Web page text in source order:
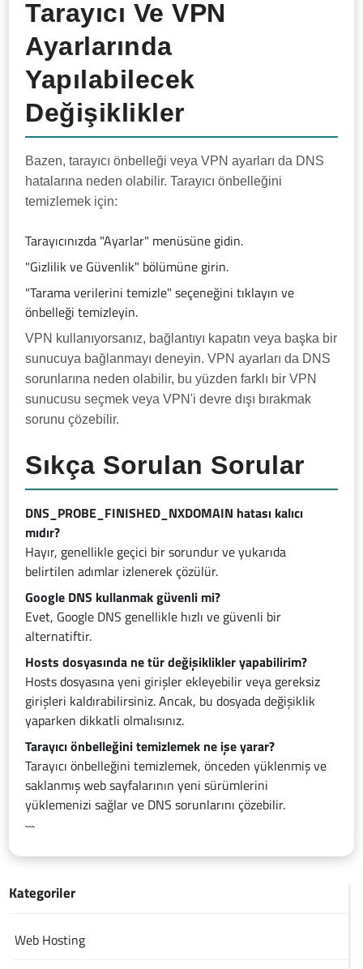
Tarayıcı Ve VPN
Ayarlarında
Yapılabilecek
Değişiklikler
Bazen, tarayıcı önbelleği veya VPN ayarları da DNS
hatalarına neden olabilir. Tarayıcı önbelleğini
temizlemek için:
Tarayıcınızda "Ayarlar" menüsüne gidin.
"Gizlilik ve Güvenlik" bölümüne girin.
"Tarama verilerini temizle" seçeneğini tıklayın ve
önbelleği temizleyin.
VPN kullanıyorsanız, bağlantıyı kapatın veya başka bir
sunucuya bağlanmayı deneyin. VPN ayarları da DNS
sorunlarına neden olabilir, bu yüzden farklı bir VPN
sunucusu seçmek veya VPN'i devre dışı bırakmak
sorunu çözebilir.
Sıkça Sorulan Sorular
DNS_PROBE_FINISHED_NXDOMAIN hatası kalıcı
mıdır?
Hayır, genellikle geçici bir sorundur ve yukarıda
belirtilen adımlar izlenerek çözülür.
Google DNS kullanmak güvenli mi?
Evet, Google DNS genellikle hızlı ve güvenli bir
alternatiftir.
Hosts dosyasında ne tür değişiklikler yapabilirim?
Hosts dosyasına yeni girişler ekleyebilir veya gereksiz
girişleri kaldırabilirsiniz. Ancak, bu dosyada değişiklik
yaparken dikkatli olmalısınız.
Tarayıcı önbelleğini temizlemek ne işe yarar?
Tarayıcı önbelleğini temizlemek, önceden yüklenmiş ve
saklanmış web sayfalarının yeni sürümlerini
yüklemenizi sağlar ve DNS sorunlarını çözebilir.
```
Kategoriler
Web Hosting